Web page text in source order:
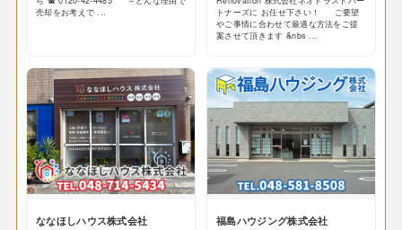
売却をお考えで ...
トナーズに お任せ下さい！ ご要望
やご事情に合わせて最適な方法をご提
案させて頂きます &nbs ...
ななほしハウス株式会社 福島ハウジング株式会社